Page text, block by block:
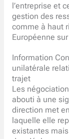
l’entreprise et
gestion des
comme à haut
Européenne sur
Information
unilatérale
trajet
Les
abouti à une
direction met
laquelle elle
existantes